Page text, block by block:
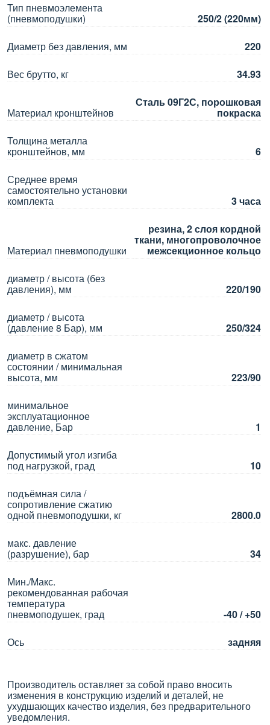
Тип пневмоэлемента
(пневмоподушки)
250/2 (220мм)
Диаметр без давления, мм
220
Вес брутто, кг
34.93
Материал кронштейнов
Сталь 09Г2С, порошковая
покраска
Толщина металла
кронштейнов, мм
6
Среднее время
самостоятельно установки
комплекта 3 часа
Материал пневмоподушки
резина, 2 слоя кордной
ткани, многопроволочное
межсекционное кольцо
диаметр / высота (без
давления), мм
220/190
диаметр / высота
(давление 8 Бар), мм
250/324
диаметр в сжатом
состоянии / минимальная
высота, мм
223/90
минимальное
эксплуатационное
давление, Бар
1
Допустимый угол изгиба
под нагрузкой, град
10
подъёмная сила /
сопротивление сжатию
одной пневмоподушки, кг
2800.0
макс. давление
(разрушение), бар
34
Мин./Макс.
рекомендованная рабочая
температура
пневмоподушек, град
-40 / +50
Ось
задняя
Производитель оставляет за собой право вносить
изменения в конструкцию изделий и деталей, не
ухудшающих качество изделия, без предварительного
уведомления.